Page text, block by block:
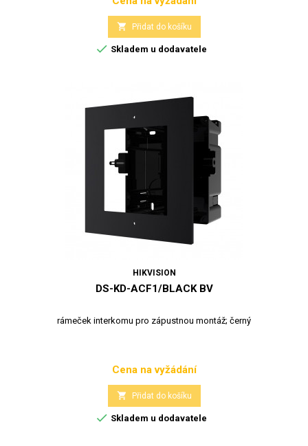
Cena
 Přidat do košíku
 Skladem u dodavatele
HIKVISION
DS-KD-ACF1/BLACK BV
rámeček interkomu pro zápustnou montáž; černý
Cena
Cena na vyžádání
 Přidat do košíku
 Skladem u dodavatele